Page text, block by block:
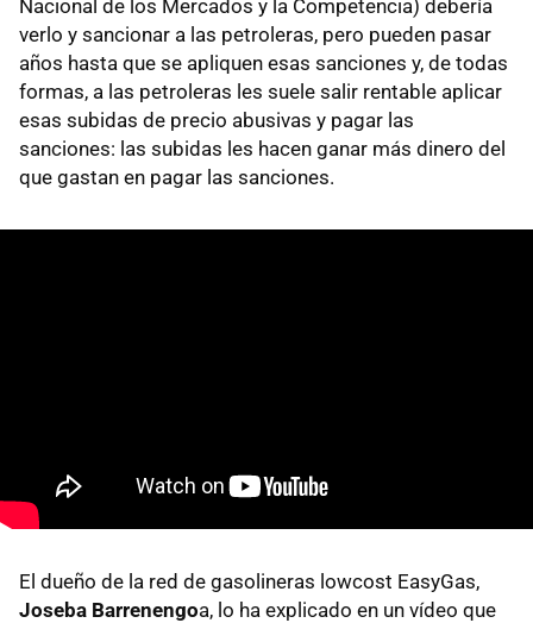
Nacional de los Mercados y la Competencia) debería
verlo y sancionar a las petroleras, pero pueden pasar
años hasta que se apliquen esas sanciones y, de todas
formas, a las petroleras les suele salir rentable aplicar
esas subidas de precio abusivas y pagar las
sanciones: las subidas les hacen ganar más dinero del
que gastan en pagar las sanciones.
El dueño de la red de gasolineras lowcost EasyGas,
Joseba Barrenengoa, lo ha explicado en un vídeo que